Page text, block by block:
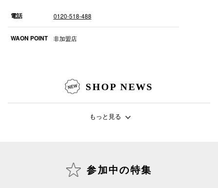
電話 0120-518-488
WAON POINT 非加盟店
SHOP NEWS
もっと見る
参加中の特集